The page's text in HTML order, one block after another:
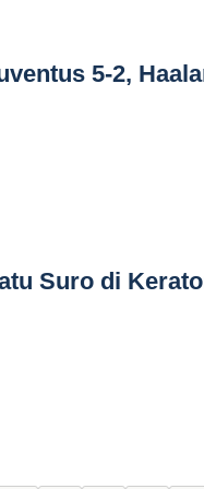
5-2,
Suro di